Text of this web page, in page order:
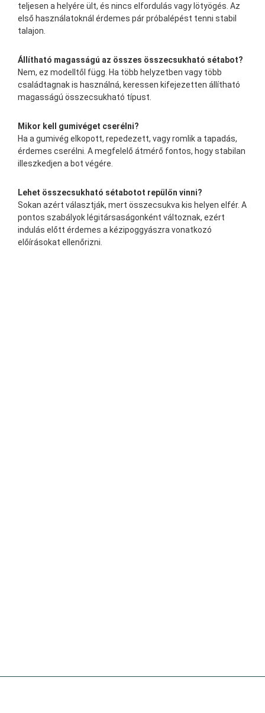
teljesen a helyére ült, és nincs elfordulás vagy lötyögés. Az
első használatoknál érdemes pár próbalépést tenni stabil
talajon.
Állítható magasságú az összes összecsukható sétabot?
Nem, ez modelltől függ. Ha több helyzetben vagy több
családtagnak is használná, keressen kifejezetten állítható
magasságú összecsukható típust.
Mikor kell gumivéget cserélni?
Ha a gumivég elkopott, repedezett, vagy romlik a tapadás,
érdemes cserélni. A megfelelő átmérő fontos, hogy stabilan
illeszkedjen a bot végére.
Lehet összecsukható sétabotot repülőn vinni?
Sokan azért választják, mert összecsukva kis helyen elfér. A
pontos szabályok légitársaságonként változnak, ezért
indulás előtt érdemes a kézipoggyászra vonatkozó
előírásokat ellenőrizni.